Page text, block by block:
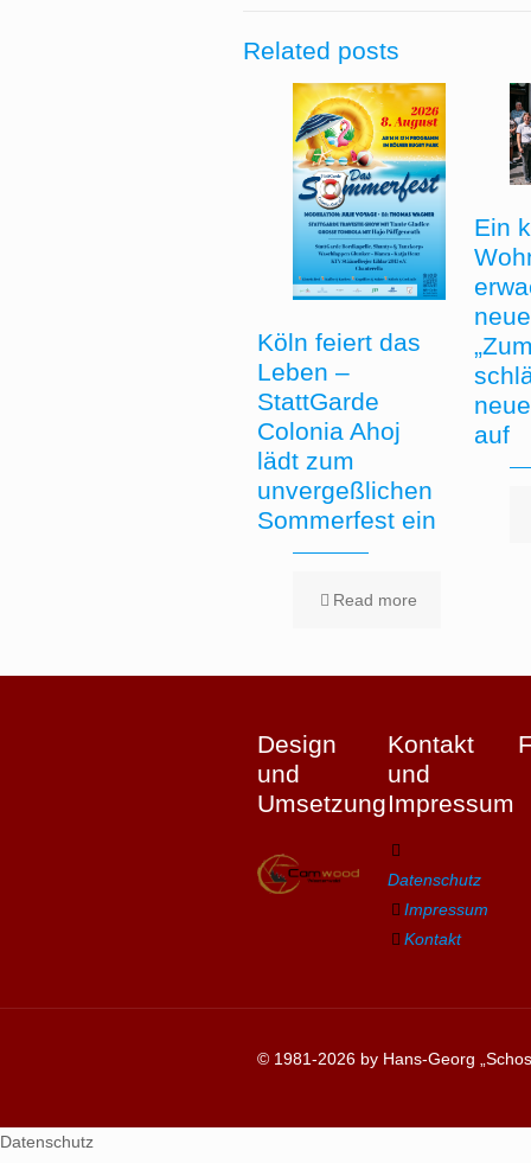
Related posts
Köln feiert das
Leben –
StattGarde
Colonia Ahoj
lädt zum
unvergeßlichen
Sommerfest ein
Read more
Ein
auf
Design
und
Umsetzung
Kontakt
und
Impressum
Datenschutz
Impressum
Kontakt
© 1981-2026 by Hans-Georg
Datenschutz